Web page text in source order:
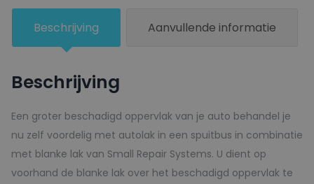
MICRO
-
aantal
Beschrijving Aanvullende informatie
Beschrijving
Een groter beschadigd oppervlak van je auto behandel je
nu zelf voordelig met autolak in een spuitbus in combinatie
met blanke lak van Small Repair Systems. U dient op
voorhand de blanke lak over het beschadigd oppervlak te